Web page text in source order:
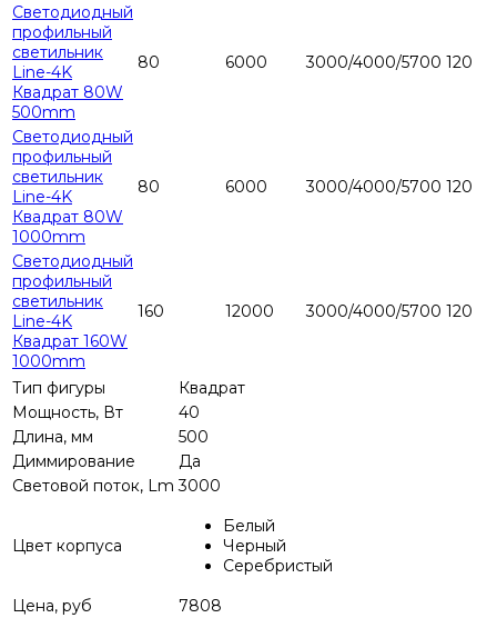
Светодиодный
профильный
светильник
Line-4K
Квадрат 80W
500mm
80 6000 3000/4000/5700 120
Светодиодный
профильный
светильник
Line-4K
Квадрат 80W
1000mm
80 6000 3000/4000/5700 120
Светодиодный
профильный
светильник
Line-4K
Квадрат 160W
1000mm
160 12000 3000/4000/5700 120
Тип фигуры
Квадрат
Мощность, Вт
40
Длина, мм
500
Диммирование
Да
Световой поток, Lm 3000
Цвет корпуса
Белый
Черный
Серебристый
Цена, руб
7808